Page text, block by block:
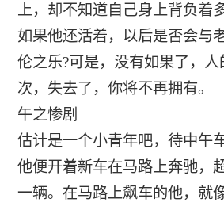
上，却不知道自己身上背负着
如果他还活着，以后是否会与
伦之乐?可是，没有如果了，
次，失去了，你将不再拥有。
午之惨剧
估计是一个小青年吧，待中午
他便开着新车在马路上奔驰，
一辆。在马路上飙车的他，就